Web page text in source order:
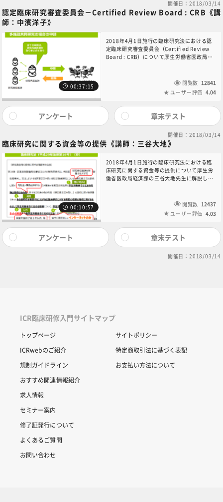
します。 厚生労働省のHPから「１－７．臨
床研究法における臨床研究の利益相反管理に
をダウンロードして受講してください。章末
問題に「利益相反管理基準の位置付けについ
て、次の中から正しいものを全て選べ。」の
回答として「利益相反管理基準は研究責任医
表現となっており、正しくは×となります。
誤解を招く記載によりご迷惑をおかけしまし
更新時に問題と解答の修正を反映いたしま
す。何卒ご理解賜りますようお願い申し上げ
ます。
開催日：2018/03/14
認定臨床研究審査委員会－Certified Review Board : CRB《講
師：中濱洋子》
00:37:15
2018年4月1日施行の臨床研究法における認
定臨床研究審査委員会（Certified Review
Board : CRB）について厚生労働省医政局研
大きく変わった点の1つです。各施設で個別
に審査を行っていた指針に基づいた臨床研究
とは異なり、臨床研究法に基づいた臨床研究
は、委員構成等について厚労大臣の認定を受
けた認定臨床研究審査委員会が実施計画や有
害事象対応を審査すると定められています。
行規則（平成30年厚生労働省令第17号）」
をダウンロードして受講してください。
閲覧数 12841
ユーザー評価 4.04
アンケート 章末テスト
開催日：2018/03/14
臨床研究に関する資金等の提供《講師：三谷大地》
00:10:57
2018年4月1日施行の臨床研究法における臨
床研究に関する資金等の提供について厚生労
働省医政局経済課の三谷大地先生に解説して
究に対して資金を提供する際の契約の締結お
よび資金提供の情報等の公表が義務付けられ
ました。①誰に対する、②何を、③いつ、④
どうやって公表するか、のポイントを理解し
てください。 厚生労働省のHPから「１－
４．臨床研究法施行規則（平成30年厚生労働
則の施行等について（平成30年2月28日医政
閲覧数 12437
ユーザー評価 4.03
アンケート 章末テスト
開催日：2018/03/14
ICR臨床研修入門サイトマップ
トップページ
ICRwebのご紹介
規制ガイドライン
おすすめ関連情報紹介
求人情報
セミナー案内
修了証発行について
よくあるご質問
お問い合わせ
サイトポリシー
特定商取引法に基づく表記
お支払い方法について